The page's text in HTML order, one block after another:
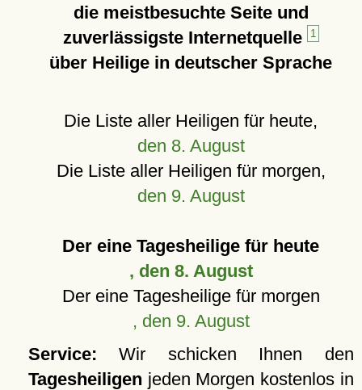
die meistbesuchte Seite und
zuverlässigste Internetquelle
1
über Heilige in deutscher Sprache
Die Liste aller Heiligen für heute,
den 8. August
Die Liste aller Heiligen für morgen,
den 9. August
Der eine Tagesheilige für heute
, den 8. August
Der eine Tagesheilige für morgen
, den 9. August
Service: Wir schicken Ihnen den
Tagesheiligen jeden Morgen kostenlos in